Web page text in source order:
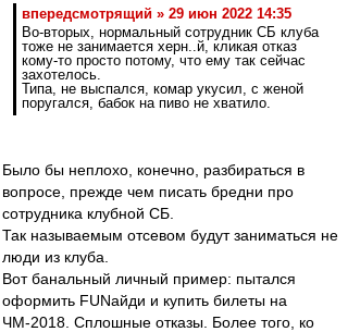
впередсмотрящий » 29 июн 2022 14:35
Во-вторых, нормальный сотрудник СБ клуба
тоже не занимается херн..й, кликая отказ
кому-то просто потому, что ему так сейчас
захотелось.
Типа, не выспался, комар укусил, с женой
поругался, бабок на пиво не хватило.
Было бы неплохо, конечно, разбираться в
вопросе, прежде чем писать бредни про
сотрудника клубной СБ.
Так называемым отсевом будут заниматься не
люди из клуба.
Вот банальный личный пример: пытался
оформить FUNайди и купить билеты на
ЧМ-2018. Сплошные отказы. Более того, ко